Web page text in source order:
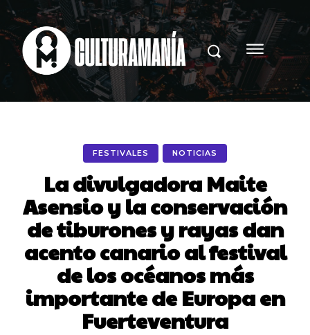
FESTIVALES NOTICIAS
La divulgadora Maite
Asensio y la conservación
de tiburones y rayas dan
acento canario al festival
de los océanos más
importante de Europa en
Fuerteventura